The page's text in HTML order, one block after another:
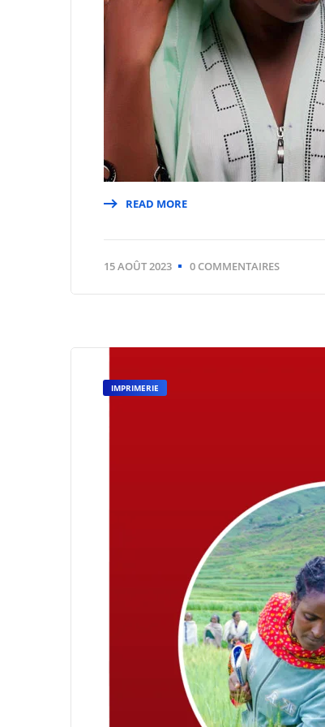
READ MORE
15 AOÛT 2023 0 COMMENTAIRES
IMPRIMERIE